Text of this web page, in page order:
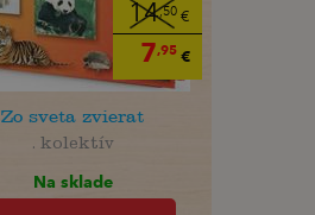
14,50€
7,95€
Zo sveta zvierat
. kolektív
Na sklade